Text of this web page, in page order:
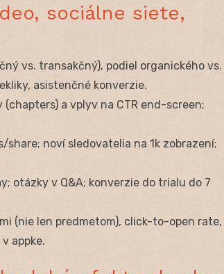
sociálne siete,
vs. transakčný), podiel organického vs.
asistenčné konverzie.
a vplyv na CTR end-screen;
noví sledovatelia na 1k zobrazení;
otázky v Q&A; konverzie do trialu do 7
(nie len predmetom), click-to-open rate,
appke.